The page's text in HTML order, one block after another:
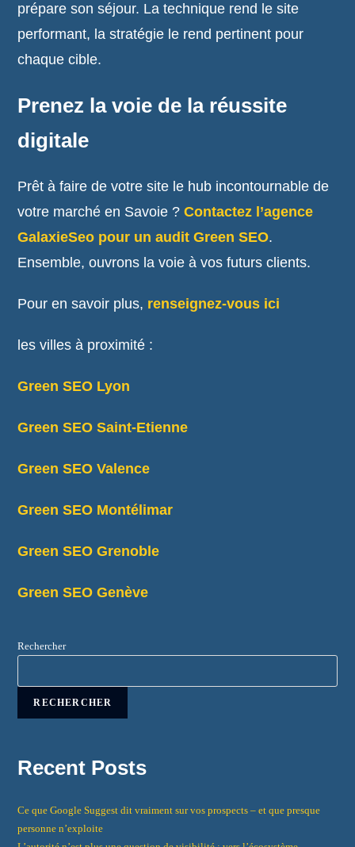
prépare son séjour. La technique rend le site
performant, la stratégie le rend pertinent pour
chaque cible.
Prenez la voie de la réussite
digitale
Prêt à faire de votre site le hub incontournable de
votre marché en Savoie ?Contactez l’agence
GalaxieSeo pour un audit Green SEO.
Ensemble, ouvrons la voie à vos futurs clients.
Pour en savoir plus, renseignez-vous ici
les villes à proximité :
Green SEO Lyon
Green SEO Saint-Etienne
Green SEO Valence
Green SEO Montélimar
Green SEO Grenoble
Green SEO Genève
Rechercher
RECHERCHER
Recent Posts
Ce que Google Suggest dit vraiment sur vos prospects – et que presque
personne n’exploite